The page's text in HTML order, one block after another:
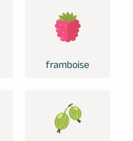
framboise